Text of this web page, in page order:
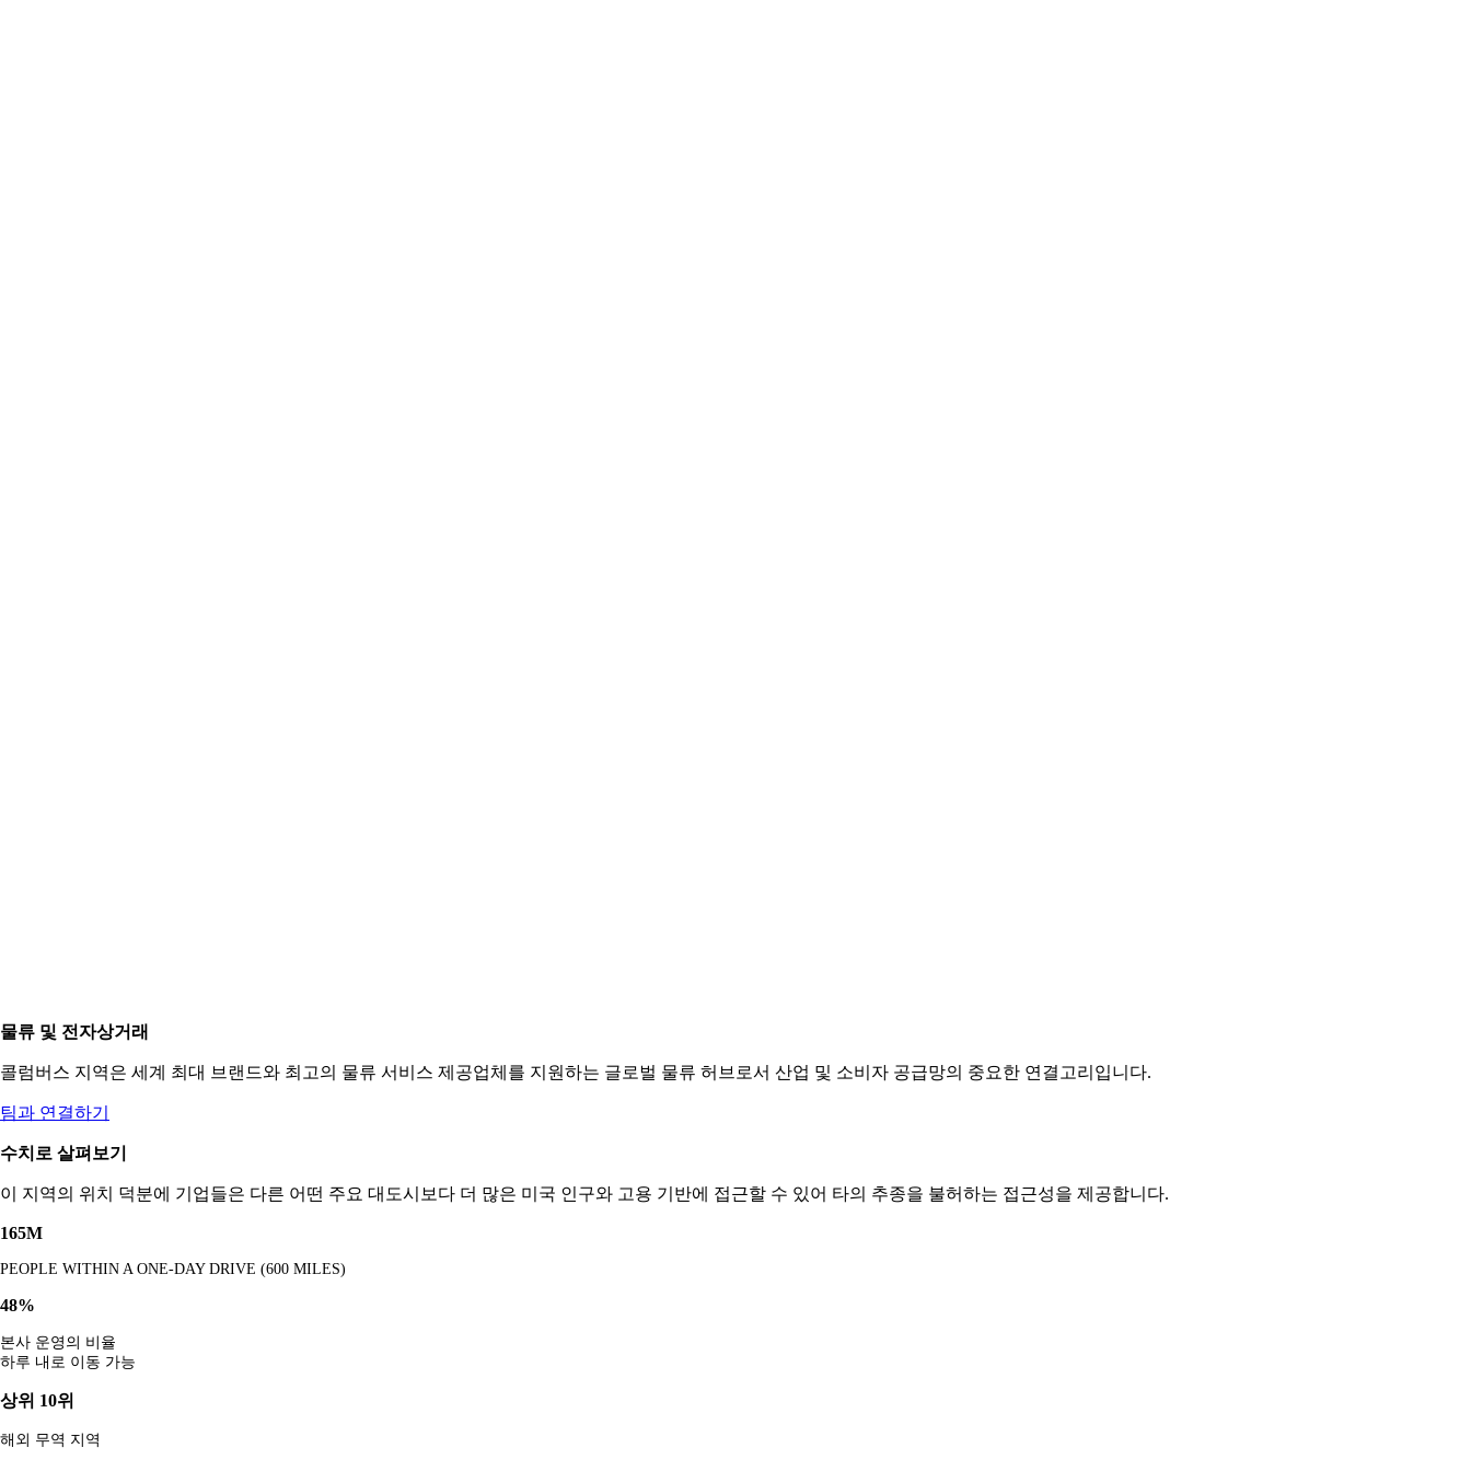
물류 및 전자상거래
콜럼버스 지역은 세계 최대 브랜드와 최고의 물류 서비스 제공업체를 지원하는 글로벌 물류 허브로서 산업 및 소비자 공급망의 중요한 연결고리입니다.
팀과 연결하기
수치로 살펴보기
이 지역의 위치 덕분에 기업들은 다른 어떤 주요 대도시보다 더 많은 미국 인구와 고용 기반에 접근할 수 있어 타의 추종을 불허하는 접근성을 제공합니다.
165M
PEOPLE WITHIN A ONE-DAY DRIVE (600 MILES)
48%
본사 운영의 비율
하루 내로 이동 가능
상위 10위
해외 무역 지역